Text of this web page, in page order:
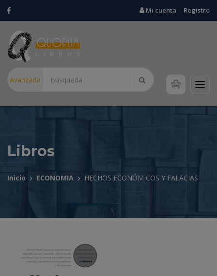
Mi cuenta Registro
Avanzada
Libros
Inicio ECONOMIA HECHOS ECONÓMICOS Y FALACIAS